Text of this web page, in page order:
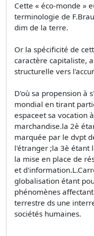
Cette « éco-monde »
terminologie de
dim de la terre.
Or la spécificité de
caractère capitaliste,
structurelle vers
D'où sa propension à
mondial en tirant
espaceet sa vocation
marchandise.la 2è
marquée par le dvpt
l'étranger ;la 3è étant
la mise en place de
et
globalisation étant
phénomènes
terrestre ds une
sociétés humaines.